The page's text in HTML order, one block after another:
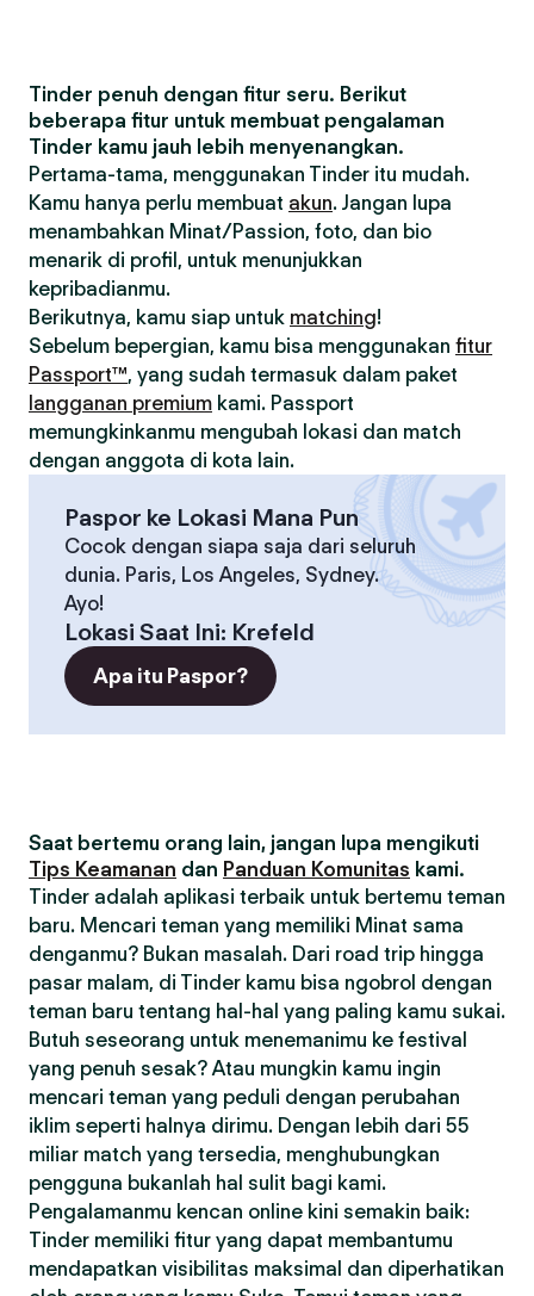
Tinder penuh dengan fitur seru. Berikut
beberapa fitur untuk membuat pengalaman
Tinder kamu jauh lebih menyenangkan.
Pertama-tama, menggunakan Tinder itu mudah.
Kamu hanya perlu membuat akun. Jangan lupa
menambahkan Minat/Passion, foto, dan bio
menarik di profil, untuk menunjukkan
kepribadianmu.
Berikutnya, kamu siap untuk matching!
Sebelum bepergian, kamu bisa menggunakan fitur
Passport™, yang sudah termasuk dalam paket
langganan premium kami. Passport
memungkinkanmu mengubah lokasi dan match
dengan anggota di kota lain.
Paspor ke Lokasi Mana Pun
Cocok dengan siapa saja dari seluruh
dunia. Paris, Los Angeles, Sydney.
Ayo!
Lokasi Saat Ini: Krefeld
Apa itu Paspor?
Saat bertemu orang lain, jangan lupa mengikuti
Tips Keamanan dan Panduan Komunitas kami.
Tinder adalah aplikasi terbaik untuk bertemu teman
baru. Mencari teman yang memiliki Minat sama
denganmu? Bukan masalah. Dari road trip hingga
pasar malam, di Tinder kamu bisa ngobrol dengan
teman baru tentang hal-hal yang paling kamu sukai.
Butuh seseorang untuk menemanimu ke festival
yang penuh sesak? Atau mungkin kamu ingin
mencari teman yang peduli dengan perubahan
iklim seperti halnya dirimu. Dengan lebih dari 55
miliar match yang tersedia, menghubungkan
pengguna bukanlah hal sulit bagi kami.
Pengalamanmu kencan online kini semakin baik:
Tinder memiliki fitur yang dapat membantumu
mendapatkan visibilitas maksimal dan diperhatikan